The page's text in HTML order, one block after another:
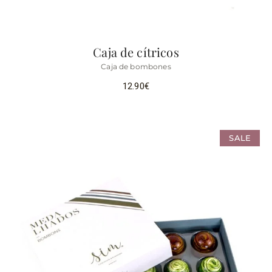
Caja de cítricos
Caja de bombones
12.90€
SALE